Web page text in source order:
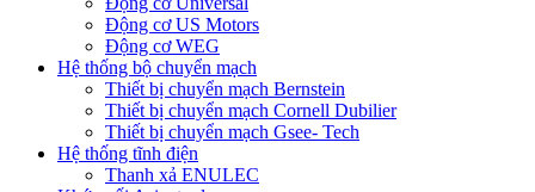
Động cơ US Motors
Động cơ WEG
Hệ thống bộ chuyển mạch
Thiết bị chuyển mạch Bernstein
Thiết bị chuyển mạch Cornell Dubilier
Thiết bị chuyển mạch Gsee- Tech
Hệ thống tĩnh điện
Thanh xả ENULEC